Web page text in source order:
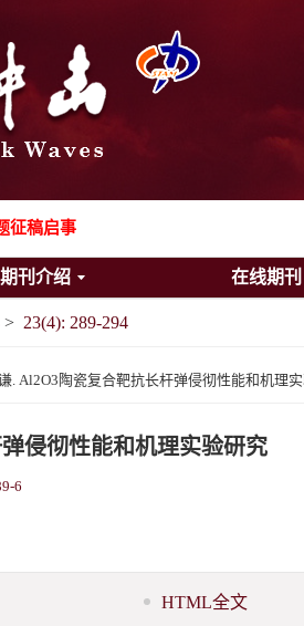
秀名单
与防护专题征稿启事
征稿启事
编委入选人员名单
期刊介绍 在线期刊
> 23(4): 289-294
. Al2O3陶瓷复合靶抗长杆弹侵彻性能和机理
侵彻性能和机理实验研究
6
HTML全文